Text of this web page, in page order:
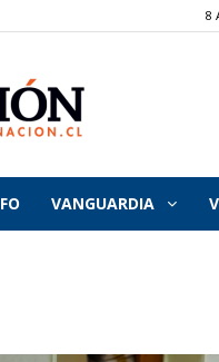
8
VANGUARDIA